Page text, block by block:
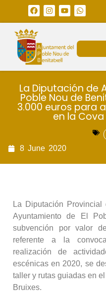
La Diputación de
Poble Nou de
3.000 euros para
en la Cova
8 June 2020
La Diputación
Ayuntamiento de El
subvención por valor
referente a la
realización de
escénicas en 2020, se
taller y rutas guiadas en
Bruixes.